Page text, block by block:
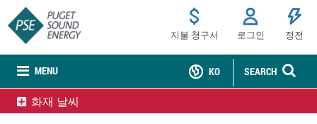
MENU
지불 청구서 로그인 정전
SEARCH
KO
화재 날씨